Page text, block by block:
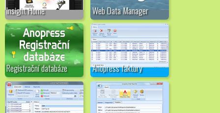
Insight Home Web Data Manager
Registrační databáze Anopress faktury